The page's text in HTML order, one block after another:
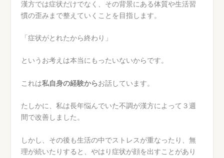
漢方では症状だけでなく、その背景にある体質や生活習
慣の歪みまで整えていくことを目指します。
「症状がとれたから終わり」
というお考えは本当にもったいないからです。
これは私自身の経験からお話しています。
たしかに、私は長年悩んでいた不調が漢方によって３週
間で改善しました。
しかし、その後も生活の中でストレスが重なったり、無
理が続いたりすると、やはり症状が顔を出すことがあり